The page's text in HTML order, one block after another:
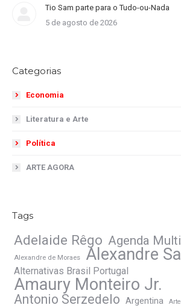
Tio Sam parte para o Tudo-ou-Nada
5 de agosto de 2026
Categorias
Economia
Literatura e Arte
Política
ARTE AGORA
Tags
Adelaide Rêgo Agenda
Alexandre de Moraes Alexandre
Alternativas Brasil Portugal
Amaury Monteiro Jr.
Antonio Serzedelo Argentina